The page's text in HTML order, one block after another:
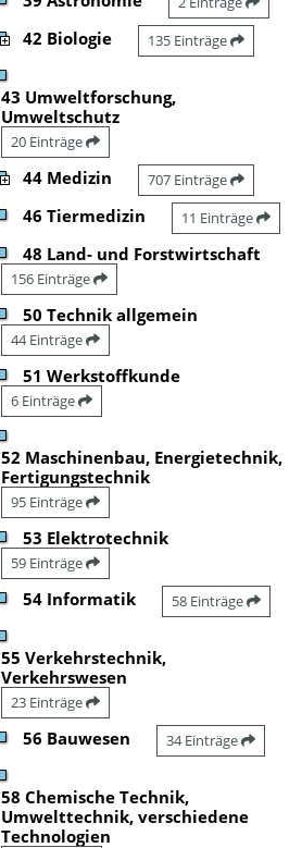
42 Biologie 135 Einträge
43 Umweltforschung,
Umweltschutz
20 Einträge
44 Medizin 707 Einträge
46 Tiermedizin 11 Einträge
48 Land- und Forstwirtschaft
156 Einträge
50 Technik allgemein
44 Einträge
51 Werkstoffkunde
6 Einträge
52 Maschinenbau, Energietechnik,
Fertigungstechnik
95 Einträge
53 Elektrotechnik
59 Einträge
54 Informatik 58 Einträge
55 Verkehrstechnik,
Verkehrswesen
23 Einträge
56 Bauwesen 34 Einträge
58 Chemische Technik,
Umwelttechnik, verschiedene
Technologien